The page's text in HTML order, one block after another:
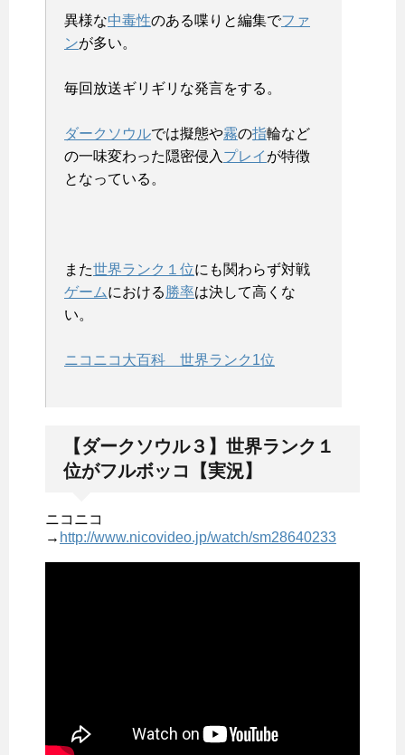
異様な中毒性のある喋りと編集でファ
ンが多い。
毎回放送ギリギリな発言をする。
ダークソウルでは擬態や霧の指輪など
の一味変わった隠密侵入 プレイ が特徴
となっている。
また世界ランク１位にも関わらず対戦
ゲームにおける 勝率は決して高くな
い。
ニコニコ大百科 世界ランク1位
【ダークソウル３】世界ランク１
位がフルボッコ【実況】
ニコニコ
→ http://www.nicovideo.jp/watch/sm28640233